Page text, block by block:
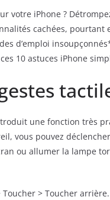
votre iPhone ?
cachées,
d’emploi
10 astuces iPhone
une fonction très
vous pouvez
ou allumer la lampe
Toucher > Toucher arrière.